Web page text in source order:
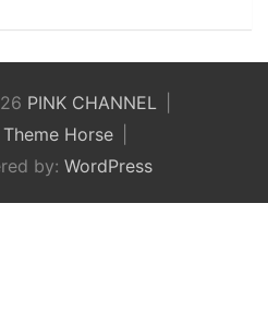
PINK CHANNEL
Theme Horse
by: WordPress